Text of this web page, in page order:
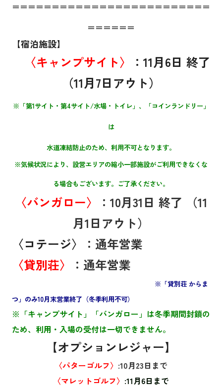
＝＝＝＝＝＝＝＝＝＝＝＝＝＝＝＝＝＝＝＝＝＝＝＝＝
＝＝＝＝＝＝
【宿泊施設】
〈キャンプサイト〉 ：11月6日 終了
（11月7日アウト）
※「第1サイト・第4サイト/水場・トイレ」、「コインランドリー」
は
水道凍結防止のため、利用不可となります。
※気候状況により、設営エリアの縮小一部施設がご利用できなくな
る場合もございます。ご了承ください。
〈バンガロー〉 ：10月31日 終了 （11
月1日アウト）
〈コテージ〉 ： 通年営業
〈貸別荘〉 ： 通年営業
※「貸別荘 からま
つ」のみ10月末営業終了（冬季利用不可）
※「キャンプサイト」「バンガロー」は冬季期間封鎖の
ため、利用・入場の受付は一切できません。
【オプションレジャー】
〈パターゴルフ〉 :10月23日まで
〈マレットゴルフ〉 :11月6日まで